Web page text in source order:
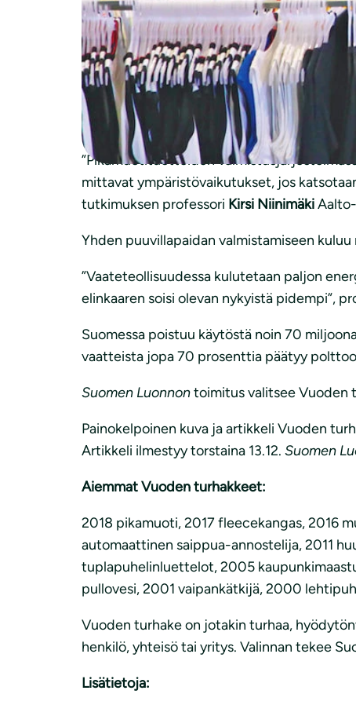
ehdokkaan joukosta. Valinnalla
Pikamuoti tarkoittaa nopeasti ja halvalla
Vaatevalikoimat vaihtuvat entisen neljän
Terminä pikamuoti eli fast fashion on
kilpailuvalttina on nopea valmistusprosessi.
”Pikamuotituotteiden
mittavat ympäristövaikutukset, jos
tutkimuksen professori Kirsi Niinimäki
Yhden puuvillapaidan valmistamiseen
”Vaateteollisuudessa kulutetaan paljon
elinkaaren soisi olevan nykyistä pidempi”,
Suomessa poistuu käytöstä noin 70
vaatteista jopa 70 prosenttia päätyy
Suomen Luonnontoimitus valitsee Vuoden
Painokelpoinen kuva ja artikkeli Vuoden
Artikkeli ilmestyy torstaina 13.12. Suomen
Aiemmat Vuoden turhakkeet:
2018 pikamuoti, 2017 fleecekangas, 2016
automaattinen saippua-annostelija, 2011
tuplapuhelinluettelot, 2005
pullovesi, 2001 vaipankätkijä, 2000
Vuoden turhake on jotakin turhaa,
henkilö, yhteisö tai yritys. Valinnan tekee
Lisätietoja: